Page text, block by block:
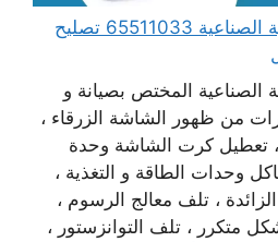
مهندس كمبيوتر العارضية الصناعية 65511033 تصليح
الصناعية المختص بصيانة و
من ظهور الشاشة الزرقاء ،
تعطيل كرت الشاشة وحدة
وحدات الطاقة و التغذية ،
، تلف معالج الرسوم ،
متكرر ، تلف التوانزستور ،